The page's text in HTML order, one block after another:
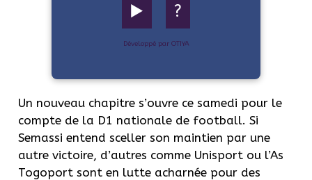
▶️ ?
Développé par OTIYA
Un nouveau chapitre s’ouvre ce samedi pour le
compte de la D1 nationale de football. Si
Semassi entend sceller son maintien par une
autre victoire, d’autres comme Unisport ou l’As
Togoport sont en lutte acharnée pour des